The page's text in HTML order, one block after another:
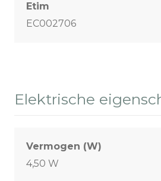
Etim
EC002706
Elektrische
Vermogen (W)
4,50 W